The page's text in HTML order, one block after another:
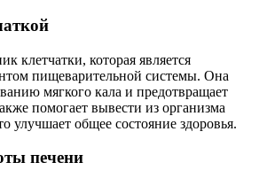
клетчатки, которая является
пищеварительной системы. Она
мягкого кала и предотвращает
помогает вывести из организма
улучшает общее состояние здоровья.
печени